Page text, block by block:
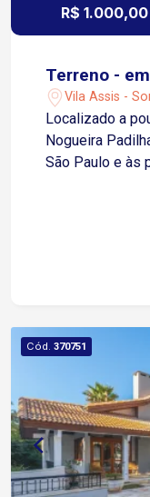
R$ 1.000,00
Terreno -
Vila Assis -
Localizado a
Nogueira
São Paulo e às
315m², sendo 10m
construção
essa chance
Cód. 370751